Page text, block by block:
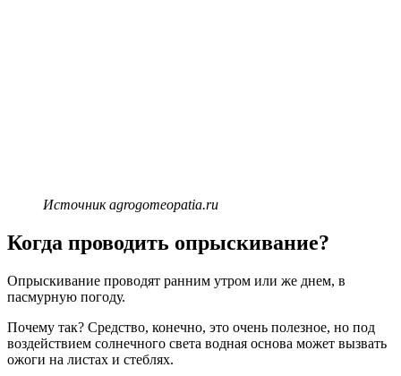
Источник agrogomeopatia.ru
Когда проводить опрыскивание?
Опрыскивание проводят ранним утром или же днем, в
пасмурную погоду.
Почему так? Средство, конечно, это очень полезное, но под
воздействием солнечного света водная основа может вызвать
ожоги на листах и стеблях.